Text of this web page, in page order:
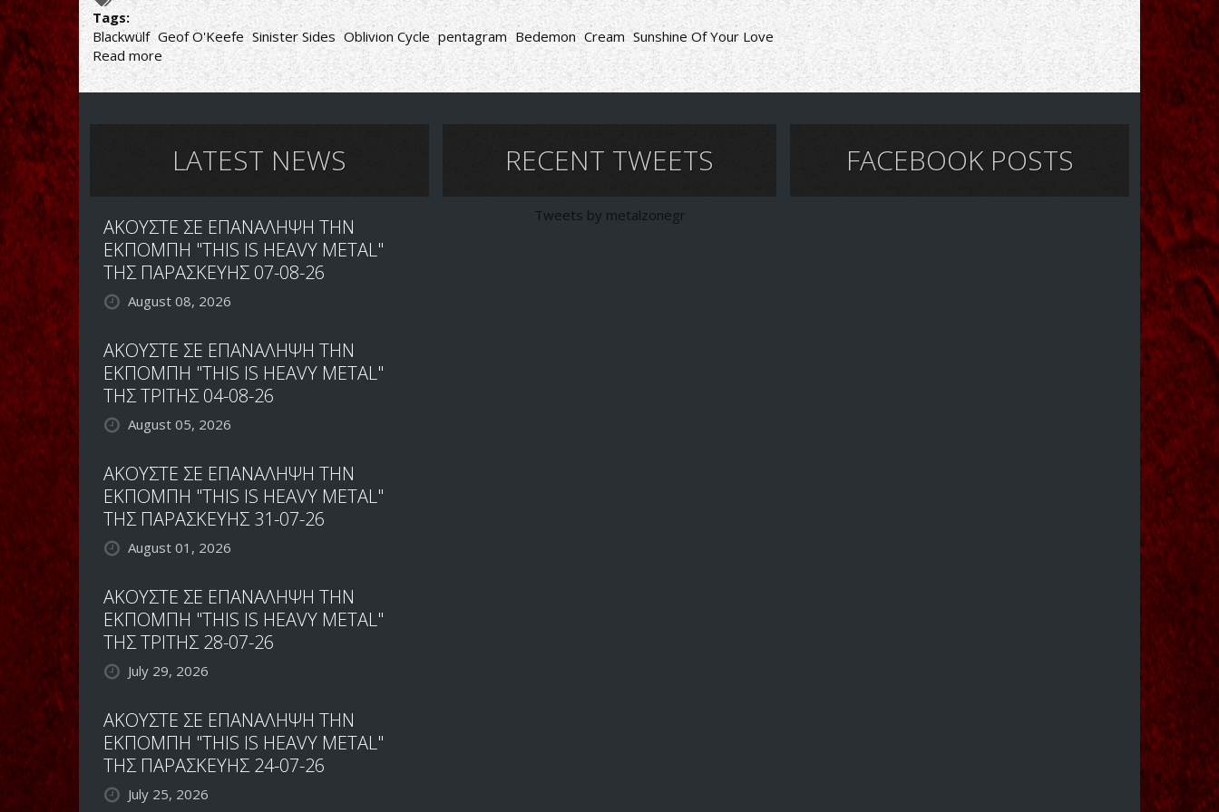
Tags:
Blackwülf Geof O'Keefe Sinister Sides Oblivion Cycle pentagram Bedemon Cream Sunshine Of Your Love
Read more about
BLACKWÜLF:
ΜΕ
ΤΩΝ
PENTAGRAM
GEOF
O'KEEFE,
ΣΤΟ
ΝΕΟ
ΑΛΜΠΟΥΜ
LATEST NEWS
ΑΚΟΥΣΤΕ ΣΕ ΕΠΑΝΑΛΗΨΗ ΤΗΝ
ΕΚΠΟΜΠΗ "THIS IS HEAVY METAL"
ΤΗΣ ΠΑΡΑΣΚΕΥΗΣ 07-08-26
August 08, 2026
ΑΚΟΥΣΤΕ ΣΕ ΕΠΑΝΑΛΗΨΗ ΤΗΝ
ΕΚΠΟΜΠΗ "THIS IS HEAVY METAL"
ΤΗΣ ΤΡΙΤΗΣ 04-08-26
August 05, 2026
ΑΚΟΥΣΤΕ ΣΕ ΕΠΑΝΑΛΗΨΗ ΤΗΝ
ΕΚΠΟΜΠΗ "THIS IS HEAVY METAL"
ΤΗΣ ΠΑΡΑΣΚΕΥΗΣ 31-07-26
August 01, 2026
ΑΚΟΥΣΤΕ ΣΕ ΕΠΑΝΑΛΗΨΗ ΤΗΝ
ΕΚΠΟΜΠΗ "THIS IS HEAVY METAL"
ΤΗΣ ΤΡΙΤΗΣ 28-07-26
July 29, 2026
ΑΚΟΥΣΤΕ ΣΕ ΕΠΑΝΑΛΗΨΗ ΤΗΝ
ΕΚΠΟΜΠΗ "THIS IS HEAVY METAL"
ΤΗΣ ΠΑΡΑΣΚΕΥΗΣ 24-07-26
July 25, 2026
RECENT TWEETS
Tweets by metalzonegr
FACEBOOK POSTS